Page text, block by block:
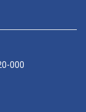
000